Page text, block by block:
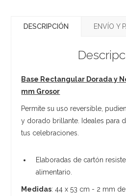
DESCRIPCIÓN ENVÍO Y
Base Rectangular Dorada y
mm Grosor
Permite su uso reversible,
y dorado brillante. Ideales para
tus celebraciones.
Elaboradas de cartón
alimentario.
Medidas: 44 x 53 cm - 2 mm